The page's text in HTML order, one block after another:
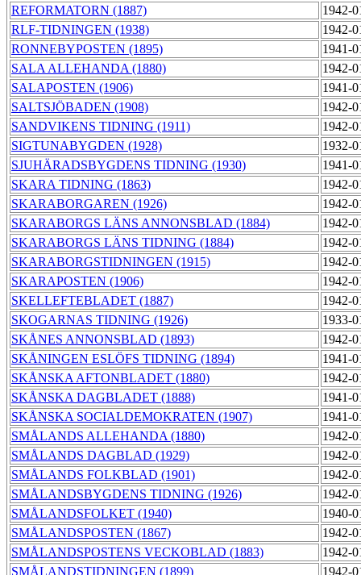
REFORMATORN (1887)
1942-
RLF-TIDNINGEN (1938)
1942-
RONNEBYPOSTEN (1895)
1941-
SALA ALLEHANDA (1880)
1942-
SALAPOSTEN (1906)
1941-
SALTSJÖBADEN (1908)
1942-
SANDVIKENS TIDNING (1911)
1942-
SIGTUNABYGDEN (1928)
1932-
SJUHÄRADSBYGDENS TIDNING (1930)
1941-
SKARA TIDNING (1863)
1942-
SKARABORGAREN (1926)
1942-
SKARABORGS LÄNS ANNONSBLAD (1884)
1942-
SKARABORGS LÄNS TIDNING (1884)
1942-
SKARABORGSTIDNINGEN (1915)
1942-
SKARAPOSTEN (1906)
1942-
SKELLEFTEBLADET (1887)
1942-
SKOGARNAS TIDNING (1926)
1933-
SKÅNES ANNONSBLAD (1893)
1942-
SKÅNINGEN ESLÖFS TIDNING (1894)
1941-
SKÅNSKA AFTONBLADET (1880)
1942-
SKÅNSKA DAGBLADET (1888)
1941-
SKÅNSKA SOCIALDEMOKRATEN (1907)
1941-
SMÅLANDS ALLEHANDA (1880)
1942-
SMÅLANDS DAGBLAD (1929)
1942-
SMÅLANDS FOLKBLAD (1901)
1942-
SMÅLANDSBYGDENS TIDNING (1926)
1942-
SMÅLANDSFOLKET (1940)
1940-
SMÅLANDSPOSTEN (1867)
1942-
SMÅLANDSPOSTENS VECKOBLAD (1883)
1942-
SMÅLANDSTIDNINGEN (1899)
1942-